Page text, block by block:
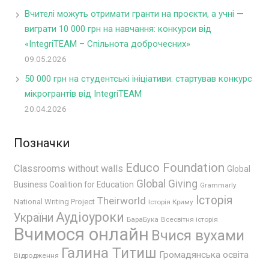
Вчителі можуть отримати гранти на проєкти, а учні —
виграти 10 000 грн на навчання: конкурси від
«IntegriTEAM – Спільнота доброчесних»
09.05.2026
50 000 грн на студентські ініціативи: стартував конкурс
мікрогрантів від IntegriTEAM
20.04.2026
Позначки
Classrooms without walls Educo Foundation Global
Business Coalition for Education Global Giving Grammarly
National Writing Project Theirworld Історія Криму
Історія
України Аудіоуроки БараБука Всесвітня історія
Вчимося онлайн Вчися вухами
Відродження Галина Титиш Громадянська освіта